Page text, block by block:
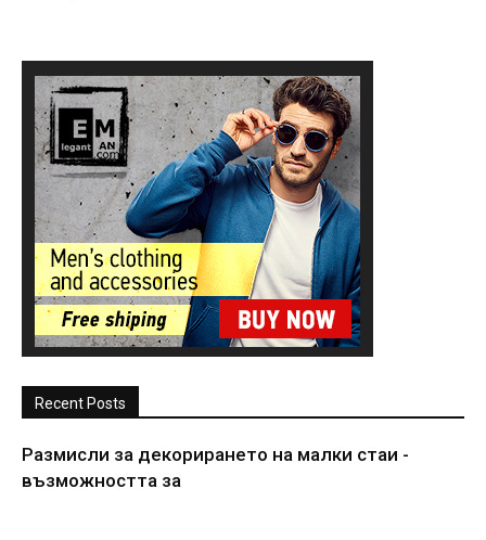
Recent Posts
Размисли за декорирането на малки стаи -
възможността за